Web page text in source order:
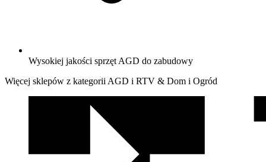
Wysokiej jakości sprzęt AGD do zabudowy
Więcej sklepów z kategorii AGD i RTV & Dom i Ogród